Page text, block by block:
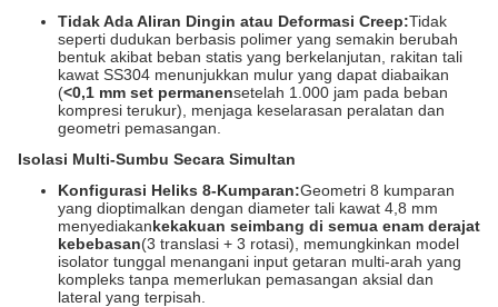
Tidak Ada Aliran Dingin atau Deformasi Creep:Tidak
seperti dudukan berbasis polimer yang semakin berubah
bentuk akibat beban statis yang berkelanjutan, rakitan tali
kawat SS304 menunjukkan mulur yang dapat diabaikan
(<0,1 mm set permanensetelah 1.000 jam pada beban
kompresi terukur), menjaga keselarasan peralatan dan
geometri pemasangan.
Isolasi Multi-Sumbu Secara Simultan
Konfigurasi Heliks 8-Kumparan:Geometri 8 kumparan
yang dioptimalkan dengan diameter tali kawat 4,8 mm
menyediakankekakuan seimbang di semua enam derajat
kebebasan(3 translasi + 3 rotasi), memungkinkan model
isolator tunggal menangani input getaran multi-arah yang
kompleks tanpa memerlukan pemasangan aksial dan
lateral yang terpisah.